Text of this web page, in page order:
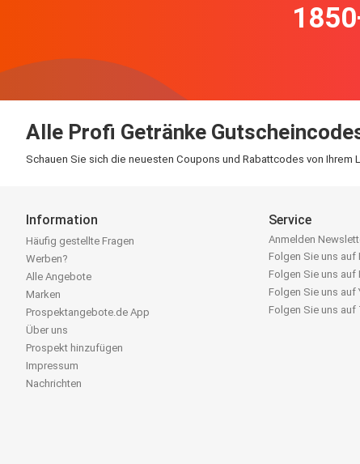
Alle Profi Getränke
Schauen Sie sich die neuesten Coupons und Rabattcodes von
Information
Häufig gestellte Fragen
Werben?
Alle Angebote
Marken
Prospektangebote.de App
Über uns
Prospekt hinzufügen
Impressum
Nachrichten
Service
Anmelden
Folgen Sie uns auf
Folgen Sie uns auf
Folgen Sie uns auf
Folgen Sie uns